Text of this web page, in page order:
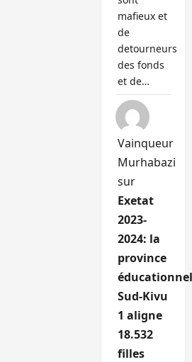
mafieux et
de
detourneurs
des fonds
et de…
Vainqueur
Murhabazi
sur
Exetat
2023-
2024: la
province
Sud-Kivu
1 aligne
18.532
filles